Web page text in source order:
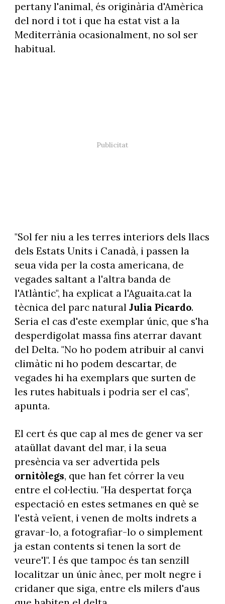
pertany l'animal, és originària d'Amèrica
del nord i tot i que ha estat vist a la
Mediterrània ocasionalment, no sol ser
habitual.
"Sol fer niu a les terres interiors dels llacs
dels Estats Units i Canadà, i passen la
seua vida per la costa americana, de
vegades saltant a l'altra banda de
l'Atlàntic", ha explicat a l'Aguaita.cat la
tècnica del parc natural Julia Picardo.
Seria el cas d'este exemplar únic, que s'ha
desperdigolat massa fins aterrar davant
del Delta. "No ho podem atribuir al canvi
climàtic ni ho podem descartar, de
vegades hi ha exemplars que surten de
les rutes habituals i podria ser el cas",
apunta.
El cert és que cap al mes de gener va ser
ataüllat davant del mar, i la seua
presència va ser advertida pels
ornitòlegs, que han fet córrer la veu
entre el col·lectiu. "Ha despertat força
espectació en estes setmanes en què se
l'està veïent, i venen de molts indrets a
gravar-lo, a fotografiar-lo o simplement
ja estan contents si tenen la sort de
veure'l". I és que tampoc és tan senzill
localitzar un únic ànec, per molt negre i
cridaner que siga, entre els milers d'aus